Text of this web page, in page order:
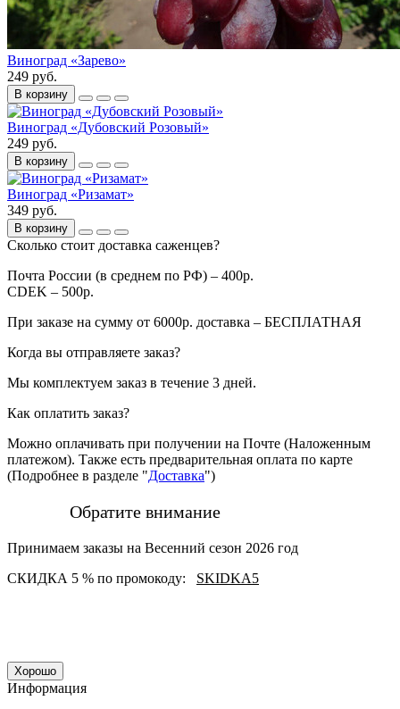
Виноград «Зарево»
249 руб.
В корзину
Виноград «Дубовский Розовый»
249 руб.
В корзину
Виноград «Ризамат»
349 руб.
В корзину
Сколько стоит доставка саженцев?
Почта России (в среднем по РФ) – 400р.
CDEK – 500р.
При заказе на сумму от 6000р. доставка – БЕСПЛАТНАЯ
Когда вы отправляете заказ?
Мы комплектуем заказ в течение 3 дней.
Как оплатить заказ?
Можно оплачивать при получении на Почте (Наложенным
платежом). Также есть предварительная оплата по карте
(Подробнее в разделе "Доставка")
Обратите внимание
Принимаем заказы на Весенний сезон 2026 год
СКИДКА 5 % по промокоду: SKIDKA5
Хорошо
Информация